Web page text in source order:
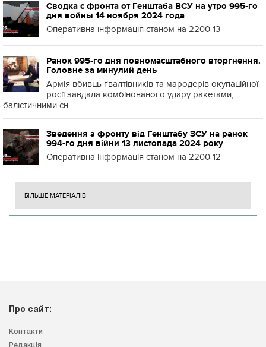
Сводка с фронта от Генштаба ВСУ на утро 995-го
дня войны 14 ноября 2024 года
Оперативна інформація станом на 2200 13
Ранок 995-го дня повномасштабного вторгнення.
Головне за минулий день
Армія вбивць ґвалтівників та мародерів окупаційної
росії завдала комбінованого удару ракетами,
балістичними сн...
Зведення з фронту від Генштабу ЗСУ на ранок
994-го дня війни 13 листопада 2024 року
Оперативна інформація станом на 2200 12
БІЛЬШЕ МАТЕРІАЛІВ
Про сайт:
Контакти
Редакція